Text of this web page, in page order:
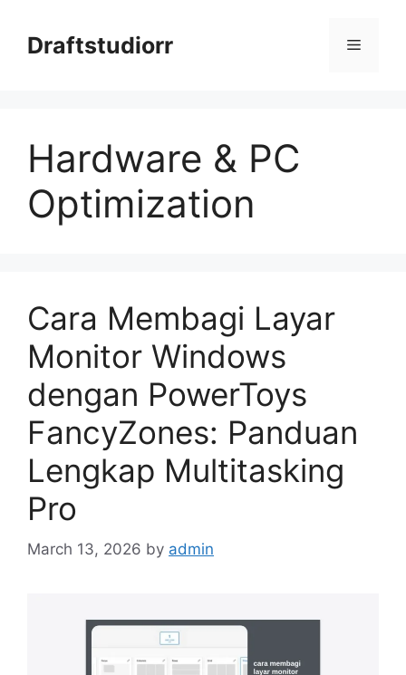
contentDraftstudiorr Menu
Hardware & PC
Optimization
Cara Membagi Layar
Monitor Windows
dengan PowerToys
FancyZones: Panduan
Lengkap Multitasking
Pro
March 13, 2026 by admin